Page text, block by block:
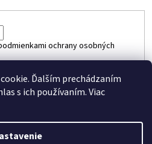
Ďalším prechádzaním
s ich používaním. Viac
ochrany osobných
Vytvoril Shoptet